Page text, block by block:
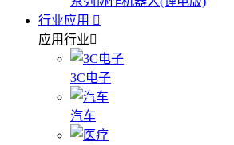
行业应用
应用行业
3C电子
汽车